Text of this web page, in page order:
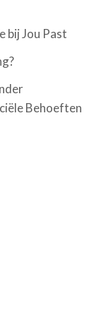
bij Jou Past
Behoeften